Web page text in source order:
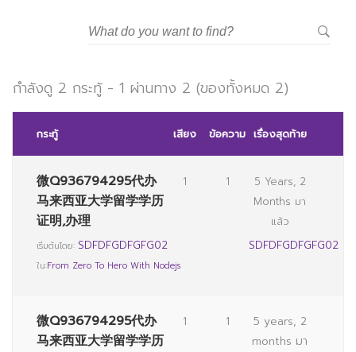
กำลังดู 2 กระทู้ - 1 ผ่านทาง 2 (ของทั้งหมด 2)
กระทู้ เสียง ข้อความ เรื่องสุดท้าย
微Q936794295代办
马来西亚大学留学学历
证明,办理
เริ่มต้นโดย: SDFDFGDFGFG02
ใน:From Zero To Hero With Nodejs
1 1
5 Years, 2
Months มา
แล้ว
SDFDFGDFGFG02
微Q936794295代办
马来西亚大学留学学历
1 1
5 years, 2
months มา